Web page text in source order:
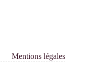
Mentions légales